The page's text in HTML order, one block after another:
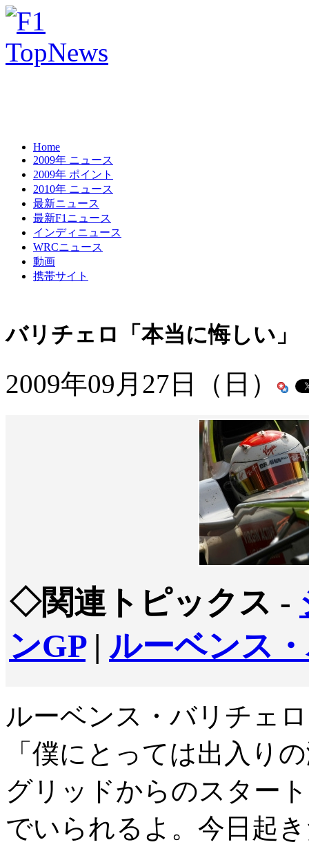
Home
2009年 ニュース
2009年 ポイント
2010年 ニュース
最新ニュース
最新F1ニュース
インディニュース
WRCニュース
動画
携帯サイト
バリチェロ「本当に悔しい」
2009年09月27日（日）
◇関連トピックス -
ンGP| ルーベンス
ルーベンス・バリチェロ
「僕にとっては出入り
グリッドからのスター
でいられるよ。今日起